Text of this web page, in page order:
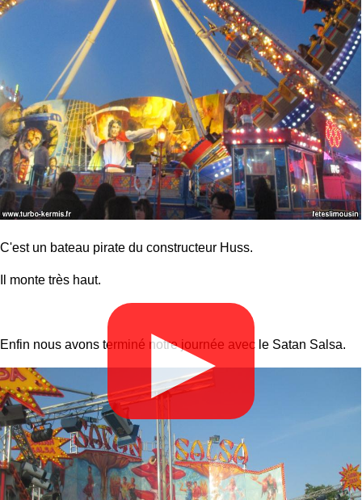
C'est un bateau pirate du constructeur Huss.
Il monte très haut.
▶
Enfin nous avons terminé notre journée avec le Satan Salsa.